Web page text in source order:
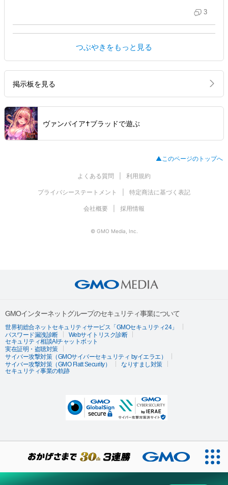
3
つぶやきをもっと見る
掲示板を見る
ヴァンパイア†ブラッドで遊ぶ
▲このページのトップへ
よくある質問 利用規約
プライバシーステートメント 特定商法に基づく表記
会社概要 採用情報
© GMO Media, Inc.
GMOインターネットグループのセキュリティ事業について
世界初総合ネットセキュリティサービス「GMOセキュリティ24」
パスワード漏洩診断
Webサイトリスク診断
セキュリティ相談AIチャットボット
実在証明・盗聴対策
サイバー攻撃対策（GMOサイバーセキュリティ byイエラエ）
サイバー攻撃対策（GMO Flatt Security）
なりすまし対策
セキュリティ事業の軌跡